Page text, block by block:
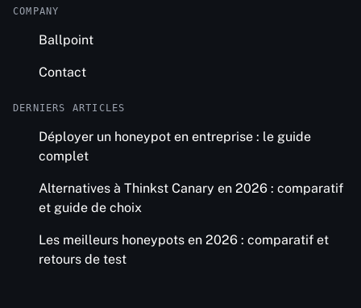
COMPANY
Ballpoint
Contact
DERNIERS ARTICLES
Déployer un honeypot en entreprise : le guide
complet
Alternatives à Thinkst Canary en 2026 : comparatif
et guide de choix
Les meilleurs honeypots en 2026 : comparatif et
retours de test